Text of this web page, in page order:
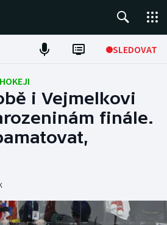
SLEDOVAT
i Vejmelkovi
finále.